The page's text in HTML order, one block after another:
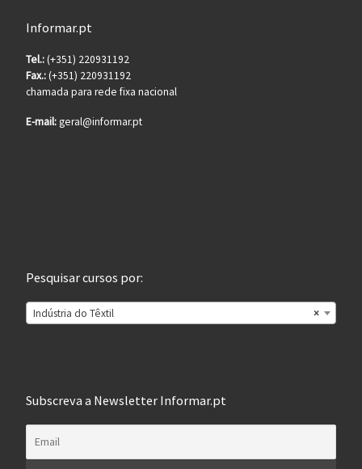
Informar.pt
Tel.:(+351) 220931192
Fax.:(+351) 220931192
chamada para rede fixa nacional
E-mail:geral@informar.pt
Pesquisar cursos por:
×
Indústria do Têxtil
Subscreva a Newsletter Informar.pt